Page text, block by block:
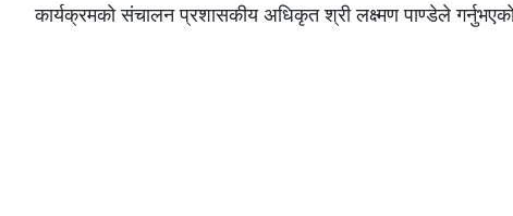
कार्यक्रमको संचालन प्रशासकीय अधिकृत श्री लक्ष्मण पाण्डेले